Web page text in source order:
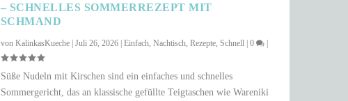
SCHNELLES SOMMERREZEPT MIT S
CHMAND
von KalinkasKueche| Juli 26, 2026| Einfach Nachtisch Rezepte, Schnell | 0 |
Süße Nudeln mit Kirschen sind ein einfaches und schnelles
Sommergericht, das an klassische gefüllte Teigtaschen wie Wareniki